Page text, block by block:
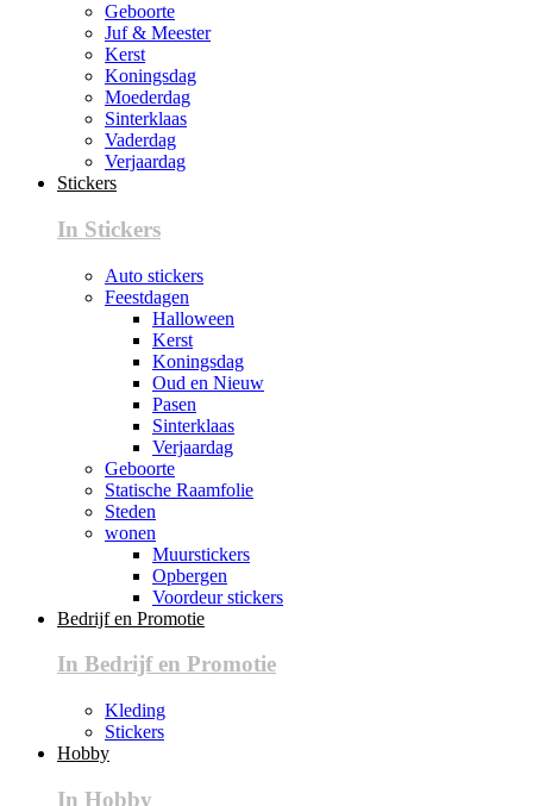
Geboorte
Juf & Meester
Kerst
Koningsdag
Moederdag
Sinterklaas
Vaderdag
Verjaardag
Stickers
In Stickers
Auto stickers
Feestdagen
Halloween
Kerst
Koningsdag
Oud en Nieuw
Pasen
Sinterklaas
Verjaardag
Geboorte
Statische Raamfolie
Steden
wonen
Muurstickers
Opbergen
Voordeur stickers
Bedrijf en Promotie
In Bedrijf en Promotie
Kleding
Stickers
Hobby
In Hobby